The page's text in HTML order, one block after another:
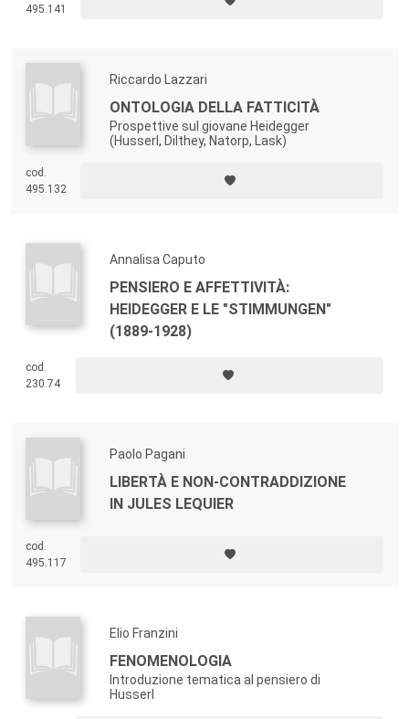
495.141
Riccardo Lazzari
ONTOLOGIA DELLA FATTICITÀ
Prospettive sul giovane Heidegger
(Husserl, Dilthey, Natorp, Lask)
cod.
495.132
Annalisa Caputo
PENSIERO E AFFETTIVITÀ:
HEIDEGGER E LE "STIMMUNGEN"
(1889-1928)
cod.
230.74
Paolo Pagani
LIBERTÀ E NON-CONTRADDIZIONE
IN JULES LEQUIER
cod.
495.117
Elio Franzini
FENOMENOLOGIA
Introduzione tematica al pensiero di
Husserl